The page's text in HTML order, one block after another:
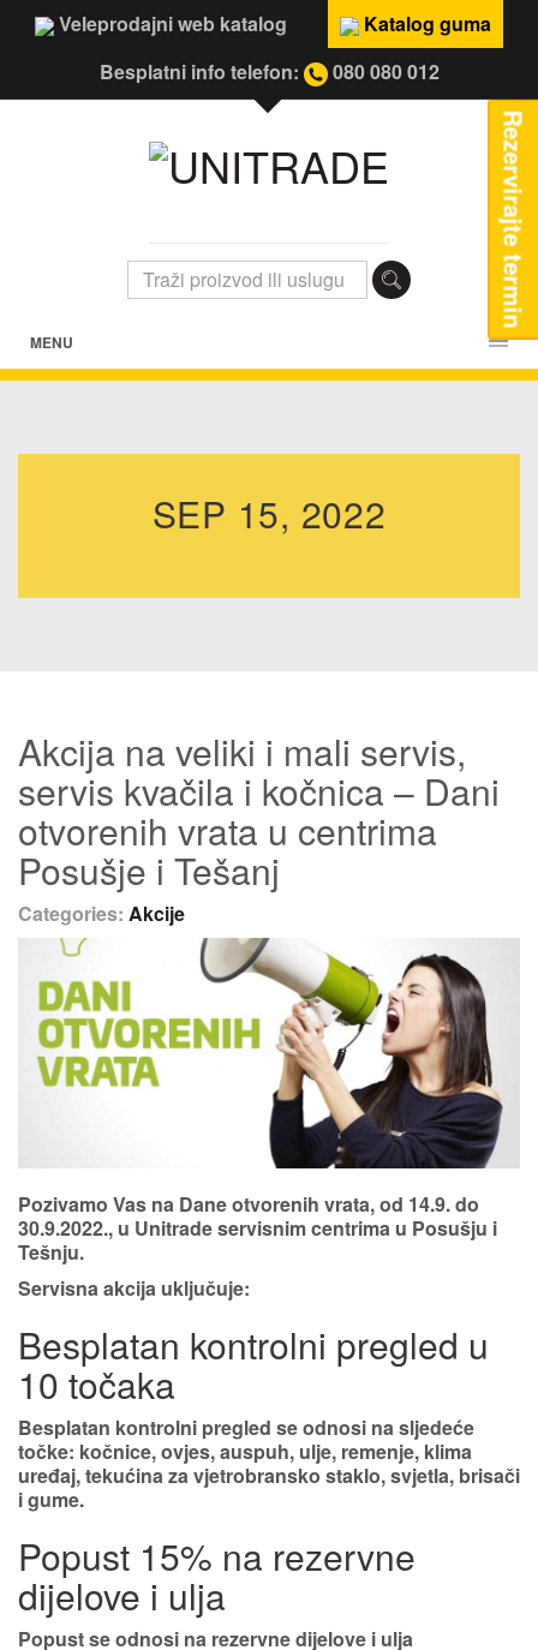
Veleprodajni web katalog
Katalog guma
Besplatni info telefon:
080 080 012
MENU
SEP 15, 2022
Akcija na veliki i mali servis,
servis kvačila i kočnica – Dani
otvorenih vrata u centrima
Posušje i Tešanj
Categories: Akcije
Pozivamo Vas na Dane otvorenih vrata, od 14.9. do
30.9.2022., u Unitrade servisnim centrima u Posušju i
Tešnju.
Servisna akcija uključuje:
Besplatan kontrolni pregled u
10 točaka
Besplatan kontrolni pregled se odnosi na sljedeće
točke: kočnice, ovjes, auspuh, ulje, remenje, klima
uređaj, tekućina za vjetrobransko staklo, svjetla, brisači
i gume.
Popust 15% na rezervne
dijelove i ulja
Popust se odnosi na rezervne dijelove i ulja
Rezervirajte termin